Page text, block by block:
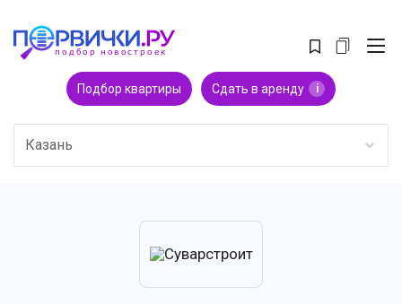
Подбор квартиры Сдать в аренду i
Казань